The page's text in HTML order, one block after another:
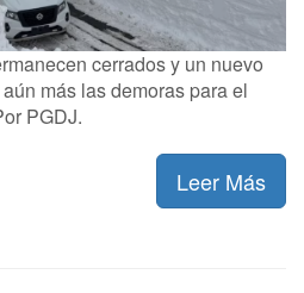
cerrados y un nuevo
más las demoras para el
PGDJ.
Leer Más